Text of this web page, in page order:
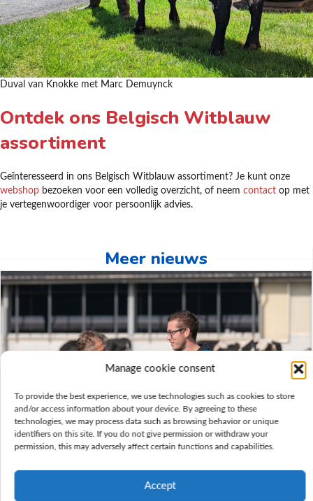
Manage cookie consent
To provide the best experience, we use technologies such as cookies to store
and/or access information about your device. By agreeing to these
technologies, we may process data such as browsing behavior or unique
identifiers on this site. If you do not give permission or withdraw your
permission, this may adversely affect certain functions and capabilities.
Accept
Duval van Knokke met Marc Demuynck
Ontdek ons Belgisch Witblauw
assortiment
Geïnteresseerd in ons Belgisch Witblauw assortiment? Je kunt onze
webshop bezoeken voor een volledig overzicht, of neem contact op met
je vertegenwoordiger voor persoonlijk advies.
Meer nieuws